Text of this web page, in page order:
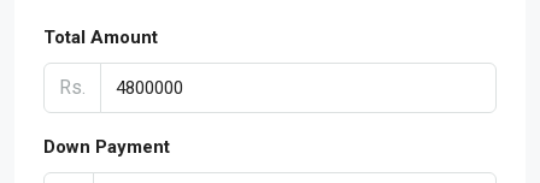
Total Amount
Rs.
Down Payment